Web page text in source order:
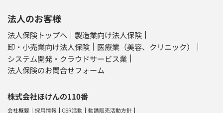
法人のお客様
法人保険トップへ
製造業向け法人保険
卸・小売業向け法人保険
医療業（美容、クリニック）
システム開発・クラウドサービス業
法人保険のお問合せフォーム
株式会社ほけんの110番
会社概要 採用情報 CSR活動
勧誘販売活動方針